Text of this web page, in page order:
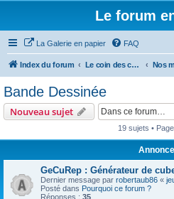
Le forum
La Galerie en papier FAQ
Index du forum Le coin des concepteurs
Bande Dessinée
Nouveau sujet
19 sujets • Page
GeCuRep : Générateur de
Dernier message par robertaub86 «
Posté dans Pourquoi ce forum ?
Réponses : 35